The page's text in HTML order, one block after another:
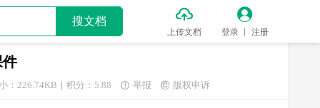
搜文档 
上传文档

登录 注册
件
：226.74KB 积分：5.88  举报  版权申诉